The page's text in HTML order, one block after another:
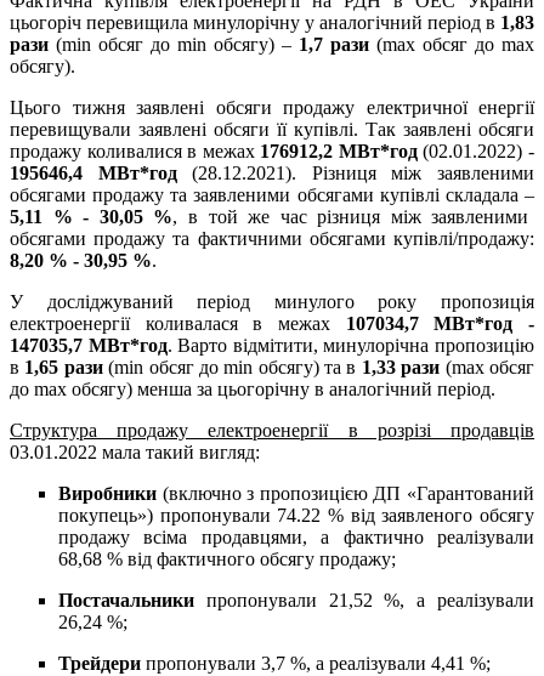
цьогоріч перевищила минулорічну у аналогічний період в 1,83
рази (min обсяг до min обсягу) – 1,7 рази (max обсяг до max
обсягу).
Цього тижня заявлені обсяги продажу електричної енергії
перевищували заявлені обсяги її купівлі. Так заявлені обсяги
продажу коливалися в межах 176912,2 МВт*год(02.01.2022) -
195646,4 МВт*год(28.12.2021). Різниця між заявленими
обсягами продажу та заявленими обсягами купівлі складала –
5,11 % - 30,05 %, в той же час різниця між заявленими
обсягами продажу та фактичними обсягами купівлі/продажу:
8,20 % - 30,95 %.
У досліджуваний період минулого року пропозиція
електроенергії коливалася в межах 107034,7 МВт*год -
147035,7 МВт*год. Варто відмітити, минулорічна пропозицію
в 1,65 рази(min обсяг до min обсягу) та в 1,33 рази (max обсяг
до max обсягу) менша за цьогорічну в аналогічний період.
Структура продажу електроенергії в розрізі продавців
03.01.2022 мала такий вигляд:
Виробники (включно з пропозицією ДП «Гарантований
покупець») пропонували 74.22 % від заявленого обсягу
продажу всіма продавцями, а фактично реалізували
68,68 % від фактичного обсягу продажу;
Постачальники пропонували 21,52 %, а реалізували
26,24 %;
Трейдери пропонували 3,7 %, а реалізували 4,41 %;